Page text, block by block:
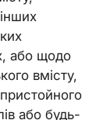
або щодо
вмісту,
або будь-